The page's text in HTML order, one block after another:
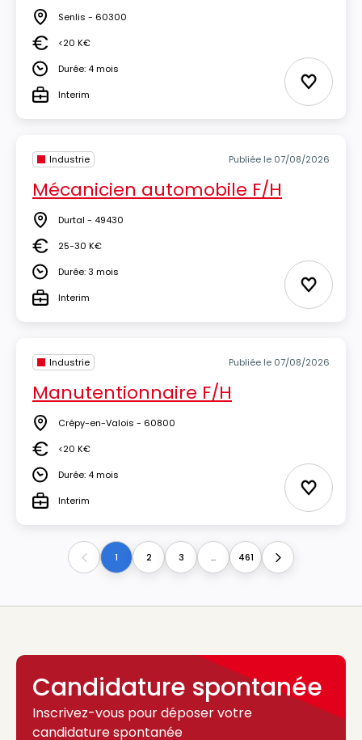
Lieu Senlis - 60300
Salaire<20 K€
DuréeDurée: 4 mois
TypeInterim Ajouter
Industrie Publiée le 07/08/2026
Mécanicien automobile F/H
Lieu Durtal - 49430
Salaire25-30 K€
DuréeDurée: 3 mois
TypeInterim Ajouter
Industrie Publiée le 07/08/2026
Manutentionnaire F/H
Lieu Crépy-en-Valois - 60800
Salaire<20 K€
DuréeDurée: 4 mois
TypeInterim Ajouter
Previous1 2 3 ... 461 Next
Candidature spontanée
Inscrivez-vous pour déposer votre
candidature spontanée